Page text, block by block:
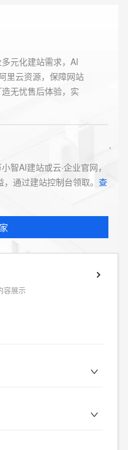
元化建站需求，AI
里云资源，保障网站
无忧售后体验，实
智AI建站或云·企业官网，
通过建站控制台领取。 查
容展示